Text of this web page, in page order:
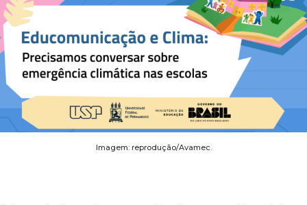
Imagem: reprodução/Avamec.